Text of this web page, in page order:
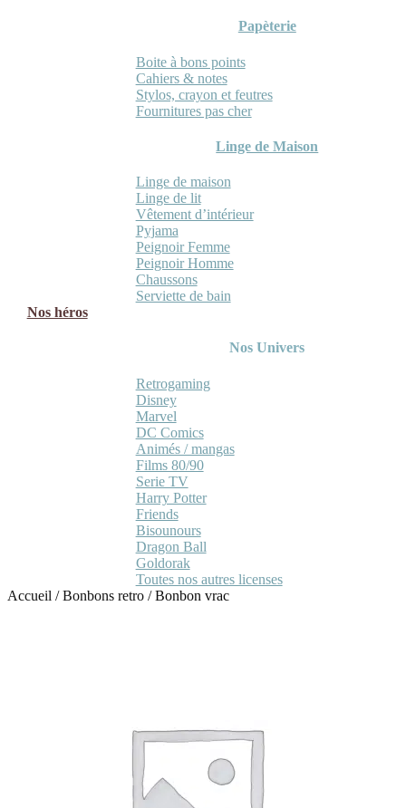
Papèterie
Boite à bons points
Cahiers & notes
Stylos, crayon et feutres
Fournitures pas cher
Linge de Maison
Linge de maison
Linge de lit
Vêtement d’intérieur
Pyjama
Peignoir Femme
Peignoir Homme
Chaussons
Serviette de bain
Nos héros
Nos Univers
Retrogaming
Disney
Marvel
DC Comics
Animés / mangas
Films 80/90
Serie TV
Harry Potter
Friends
Bisounours
Dragon Ball
Goldorak
Toutes nos autres licenses
Accueil /Bonbons retro /Bonbon vrac